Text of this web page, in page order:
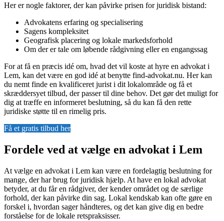
Her er nogle faktorer, der kan påvirke prisen for juridisk bistand:
Advokatens erfaring og specialisering
Sagens kompleksitet
Geografisk placering og lokale markedsforhold
Om der er tale om løbende rådgivning eller en engangssag
For at få en præcis idé om, hvad det vil koste at hyre en advokat i
Lem, kan det være en god idé at benytte find-advokat.nu. Her kan
du nemt finde en kvalificeret jurist i dit lokalområde og få et
skræddersyet tilbud, der passer til dine behov. Det gør det muligt for
dig at træffe en informeret beslutning, så du kan få den rette
juridiske støtte til en rimelig pris.
Få et gratis tilbud her
Fordele ved at vælge en advokat i Lem
At vælge en advokat i Lem kan være en fordelagtig beslutning for
mange, der har brug for juridisk hjælp. At have en lokal advokat
betyder, at du får en rådgiver, der kender området og de særlige
forhold, der kan påvirke din sag. Lokal kendskab kan ofte gøre en
forskel i, hvordan sager håndteres, og det kan give dig en bedre
forståelse for de lokale retspraksisser.